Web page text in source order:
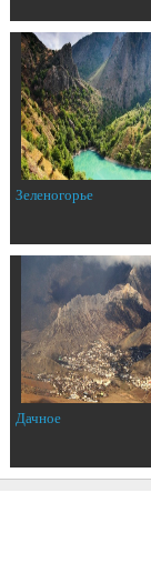
Зеленогорье
Дачное